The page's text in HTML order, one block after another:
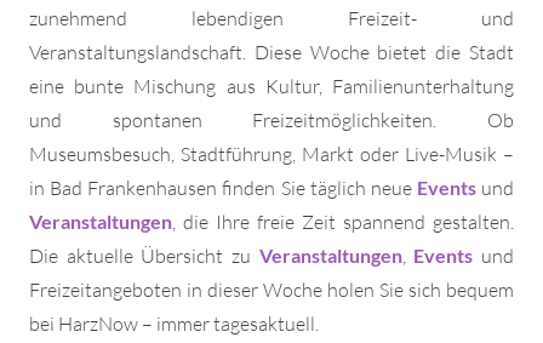
zunehmend lebendigen Freizeit- und
Veranstaltungslandschaft. Diese Woche bietet die Stadt
eine bunte Mischung aus Kultur, Familienunterhaltung
und spontanen Freizeitmöglichkeiten. Ob
Museumsbesuch, Stadtführung, Markt oder Live-Musik –
in Bad Frankenhausen finden Sie täglich neue Eventsund
Veranstaltungen , die Ihre freie Zeit spannend gestalten.
Die aktuelle Übersicht zu Veranstaltungen, Events und
Freizeitangeboten in dieser Woche holen Sie sich bequem
bei HarzNow – immer tagesaktuell.